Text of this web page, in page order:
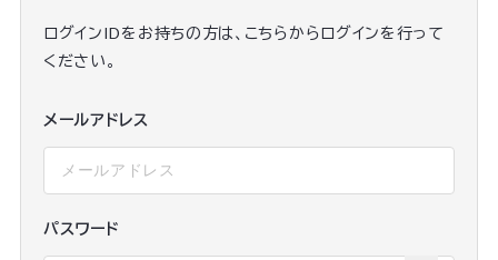
ログインIDをお持ちの方は、こちらからログインを行って
ください。
メールアドレス
パスワード